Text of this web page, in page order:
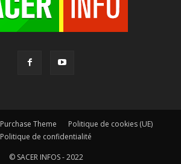
Purchase Theme
Politique de cookies (UE)
Politique de confidentialité
© SACER INFOS - 2022